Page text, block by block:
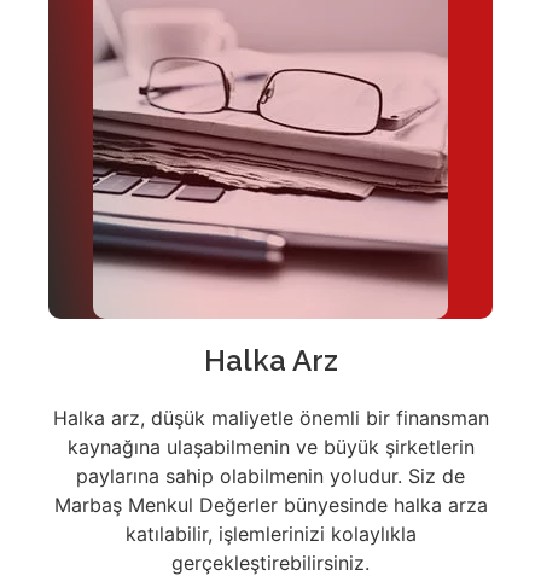
Halka Arz
Halka arz, düşük maliyetle önemli bir finansman
kaynağına ulaşabilmenin ve büyük şirketlerin
paylarına sahip olabilmenin yoludur. Siz de
Marbaş Menkul Değerler bünyesinde halka arza
katılabilir, işlemlerinizi kolaylıkla
gerçekleştirebilirsiniz.